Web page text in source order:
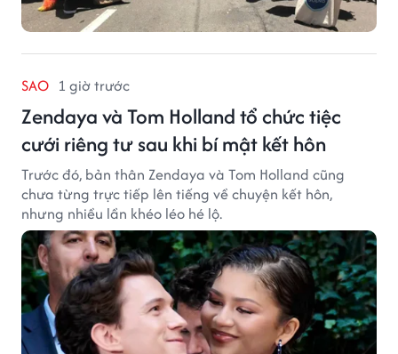
SAO 1 giờ trước
Zendaya và Tom Holland tổ chức tiệc
cưới riêng tư sau khi bí mật kết hôn
Trước đó, bản thân Zendaya và Tom Holland cũng
chưa từng trực tiếp lên tiếng về chuyện kết hôn,
nhưng nhiều lần khéo léo hé lộ.